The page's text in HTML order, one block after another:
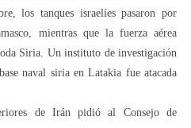
los tanques israelíes pasaron por
mientras que la fuerza aérea
Siria. Un instituto de investigación
naval siria en Latakia fue atacada
de Irán pidió al Consejo de